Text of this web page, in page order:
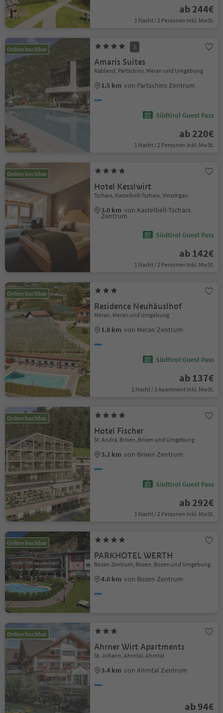
ab 244€
1 Nacht / 2 Personen Inkl. MwSt.
Online buchbar S
Amaris Suites
Rabland, Partschins, Meran und Umgebung
1.5 km von Partschins Zentrum
Südtirol Guest Pass
ab 220€
1 Nacht / 2 Personen Inkl. MwSt.
Online buchbar
Hotel Kesslwirt
Tschars, Kastelbell-Tschars, Vinschgau
3.0 km von Kastelbell-Tschars
Zentrum
Südtirol Guest Pass
ab 142€
1 Nacht / 2 Personen Inkl. MwSt.
Online buchbar
Residence Neuhäuslhof
Meran, Meran und Umgebung
1.8 km von Meran Zentrum
Südtirol Guest Pass
ab 137€
1 Nacht / 1 Apartment Inkl. MwSt.
Online buchbar
Hotel Fischer
St. Andrä, Brixen, Brixen und Umgebung
3.2 km von Brixen Zentrum
Südtirol Guest Pass
ab 292€
1 Nacht / 2 Personen Inkl. MwSt.
Online buchbar
PARKHOTEL WERTH
Bozen Zentrum, Bozen, Bozen und Umgebung
4.0 km von Bozen Zentrum
Online buchbar
Ahrner Wirt Apartments
St. Johann, Ahrntal, Ahrntal
3.4 km von Ahrntal Zentrum
ab 94€